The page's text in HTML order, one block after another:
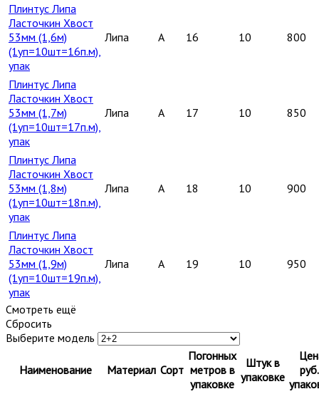
Плинтус Липа
Ласточкин Хвост
53мм (1,6м)
(1уп=10шт=16п.м),
упак
Липа A 16 10 800
Плинтус Липа
Ласточкин Хвост
53мм (1,7м)
(1уп=10шт=17п.м),
упак
Липа A 17 10 850
Плинтус Липа
Ласточкин Хвост
53мм (1,8м)
(1уп=10шт=18п.м),
упак
Липа A 18 10 900
Плинтус Липа
Ласточкин Хвост
53мм (1,9м)
(1уп=10шт=19п.м),
упак
Липа A 19 10 950
Смотреть ещё
Сбросить
Выберите модель
Наименование Материал Сорт
Погонных
метров в
упаковке
Штук в
упаковке